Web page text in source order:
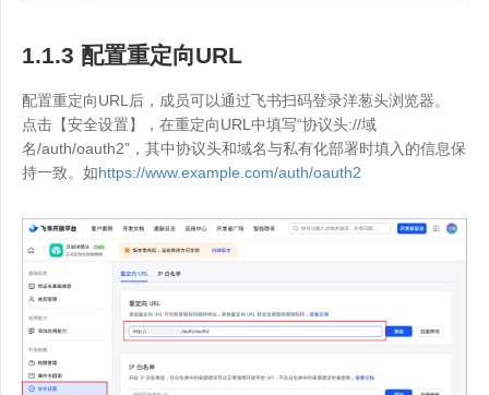
1.1.3 配置重定向URL
配置重定向URL后，成员可以通过飞书扫码登录洋葱头浏览器。
点击【安全设置】，在重定向URL中填写“协议头://域
名/auth/oauth2”，其中协议头和域名与私有化部署时填入的信息保
持一致。如https://www.example.com/auth/oauth2